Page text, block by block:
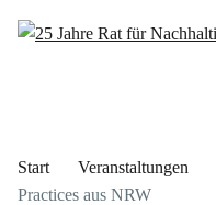
Start Veranstaltungen
Practices aus NRW